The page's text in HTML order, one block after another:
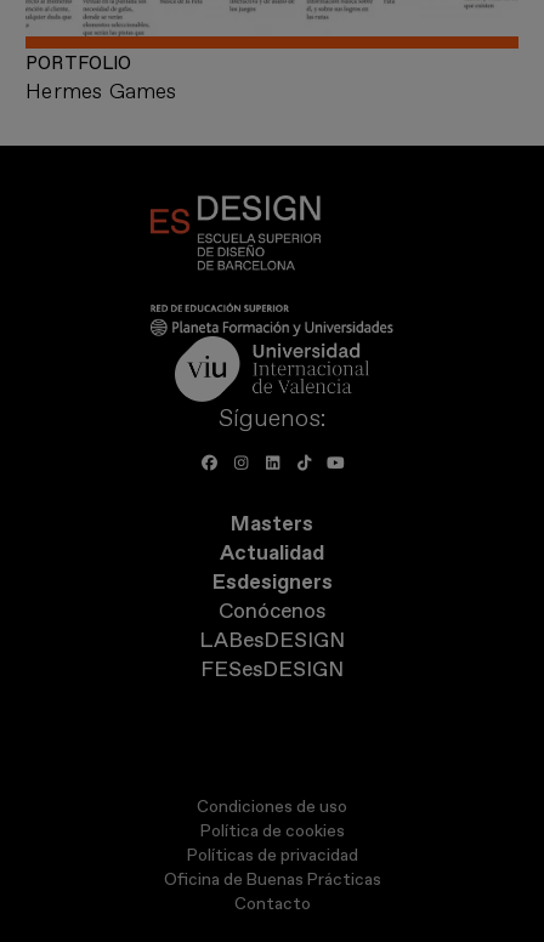
Hermes Games
PORTFOLIO
Síguenos:
Masters
Actualidad
Esdesigners
Conócenos
LABesDESIGN
FESesDESIGN
Condiciones de uso
Política de cookies
Políticas de privacidad
Oficina de Buenas Prácticas
Contacto